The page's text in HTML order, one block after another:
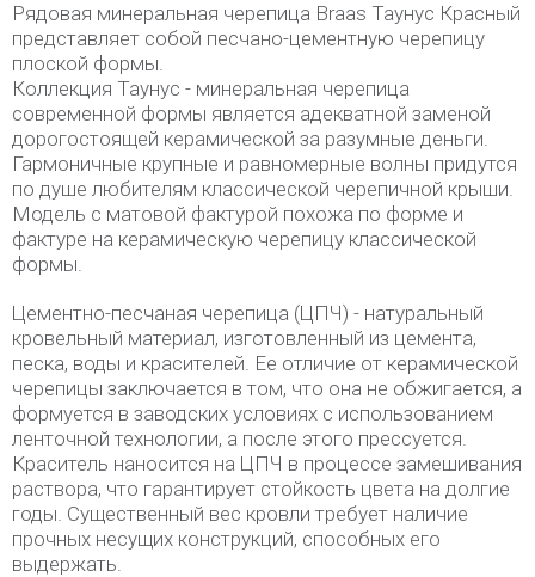
Рядовая минеральная черепица Braas Таунус Красный
представляет собой песчано-цементную черепицу
плоской формы.
Коллекция Таунус - минеральная черепица
современной формы является адекватной заменой
дорогостоящей керамической за разумные деньги.
Гармоничные крупные и равномерные волны придутся
по душе любителям классической черепичной крыши.
Модель с матовой фактурой похожа по форме и
фактуре на керамическую черепицу классической
формы.
Цементно-песчаная черепица (ЦПЧ) - натуральный
кровельный материал, изготовленный из цемента,
песка, воды и красителей. Ее отличие от керамической
черепицы заключается в том, что она не обжигается, а
формуется в заводских условиях с использованием
ленточной технологии, а после этого прессуется.
Краситель наносится на ЦПЧ в процессе замешивания
раствора, что гарантирует стойкость цвета на долгие
годы. Существенный вес кровли требует наличие
прочных несущих конструкций, способных его
выдержать.